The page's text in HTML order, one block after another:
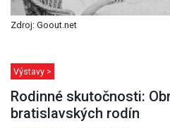
Zdroj: Goout.net
Výstavy >
Rodinné skutočnosti:
bratislavských rodín